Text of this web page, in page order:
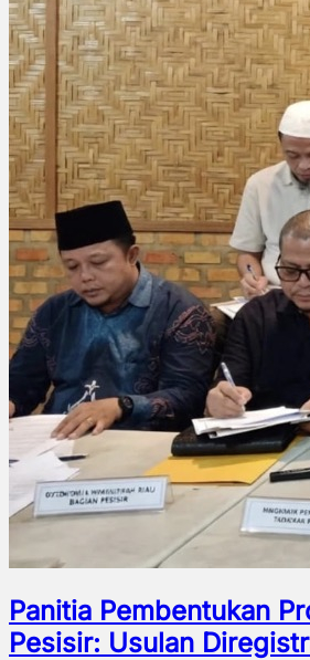
Panitia Pembentukan
Pesisir: Usulan